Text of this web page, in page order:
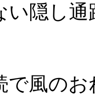
い隠し
で風の